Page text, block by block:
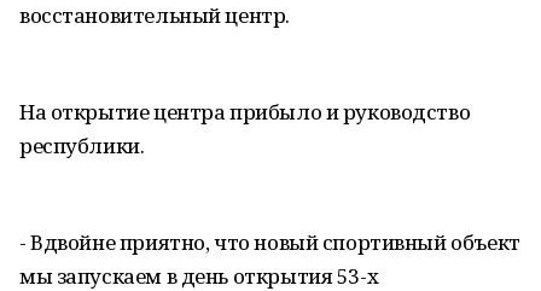
восстановительный центр.
На открытие центра прибыло и руководство
республики.
- Вдвойне приятно, что новый спортивный объект
мы запускаем в день открытия 53-х